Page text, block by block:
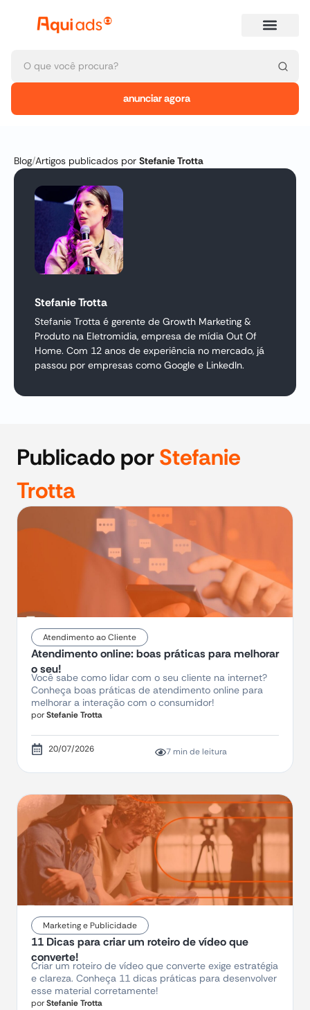
anunciar agora
Blog/Artigos publicados por Stefanie Trotta
Stefanie Trotta
Stefanie Trotta é gerente de Growth Marketing &
Produto na Eletromidia, empresa de mídia Out Of
Home. Com 12 anos de experiência no mercado, já
passou por empresas como Google e LinkedIn.
Publicado porStefanie
Trotta
Atendimento ao Cliente
Atendimento online: boas práticas para melhorar
o seu!
Você sabe como lidar com o seu cliente na internet?
Conheça boas práticas de atendimento online para
melhorar a interação com o consumidor!
porStefanie Trotta
20/07/2026 7 min de leitura
Marketing e Publicidade
11 Dicas para criar um roteiro de vídeo que
converte!
Criar um roteiro de vídeo que converte exige estratégia
e clareza. Conheça 11 dicas práticas para desenvolver
esse material corretamente!
porStefanie Trotta